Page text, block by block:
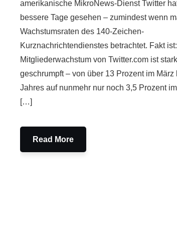
amerikanische MikroNews-Dienst Twitter
bessere Tage gesehen – zumindest wenn
Wachstumsraten des 140-Zeichen-
Kurznachrichtendienstes betrachtet. Fakt
Mitgliederwachstum von Twitter.com ist stark
geschrumpft – von über 13 Prozent im März
Jahres auf nunmehr nur noch 3,5 Prozent
[…]
Read More